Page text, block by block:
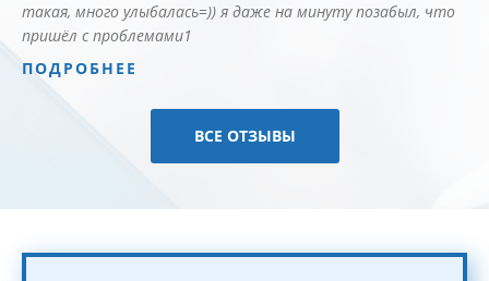
такая, много улыбалась=)) я даже на минуту позабыл, что
пришёл с проблемами1
ПОДРОБНЕЕ
ВСЕ ОТЗЫВЫ